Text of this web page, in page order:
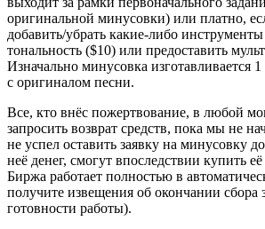
оригинальной минусовки) или платно,
добавить/убрать какие-либо
тональность ($10) или предоставить
Изначально минусовка изготавливается
с оригиналом песни.
Все, кто внёс пожертвование, в любой
запросить возврат средств, пока мы не
не успел оставить заявку на минусовку
неё денег, смогут впоследствии купить
Биржа работает полностью в
получите извещения об окончании сбора
готовности работы).